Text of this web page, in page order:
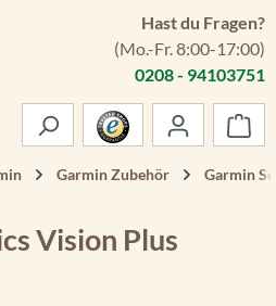
Hast du Fragen?
(Mo.-Fr. 8:00-17:00)
0208 - 94103751
Garmin Zubehör Garmin
Vision Plus